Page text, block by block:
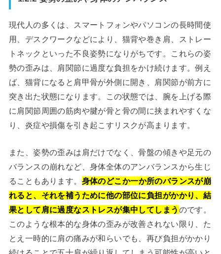
現代人の多くは、スマートフォンやパソコンの長時間使
用、デスクワークなどにより、猫背や巻き肩、ストレー
トネックといった不良姿勢になりがちです。これらの姿
勢の歪みは、肩関節に過度な負担をかけ続けます。例え
ば、猫背になると肩甲骨が外側に開き、肩関節が前方に
突き出た状態になります。この状態では、腕を上げる際
に肩関節周囲の筋肉や腱が骨と骨の間に挟まれやすくな
り、炎症や損傷を引き起こすリスクが高まります。
また、姿勢の歪みは肩だけでなく、骨盤の傾きや足元の
バランスの崩れなど、身体全体のアンバランスから生じ
ることもあります。 身体のどこか一か所のバランスが崩
れると、それを補うために他の部位に負担がかかり、結
果として肩に過度なストレスが集中してしまう のです。
このような根本的な身体の歪みが改善されない限り、た
とえ一時的に肩の痛みが和らいでも、再び負担がかかり